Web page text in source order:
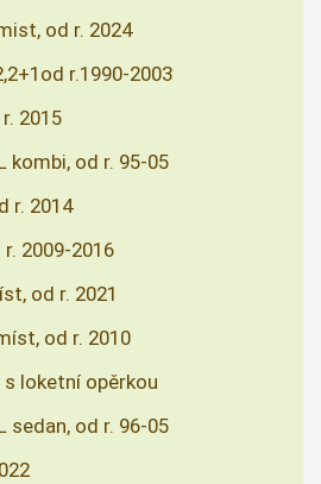
od r. 2024
r.1990-2003
2015
kombi, od r. 95-05
r. 2014
r. 2009-2016
od r. 2021
od r. 2010
s loketní opěrkou
sedan, od r. 96-05